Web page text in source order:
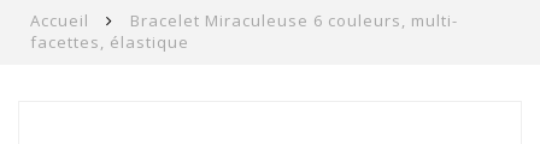
Accueil
Bracelet Miraculeuse 6 couleurs, multi-
facettes, élastique